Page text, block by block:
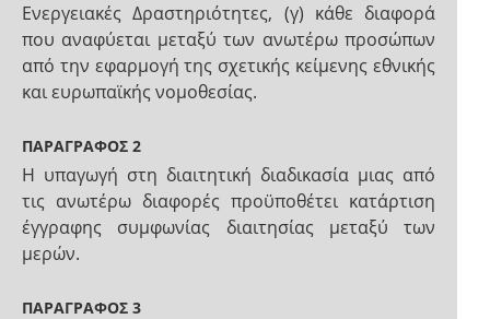
Ενεργειακές Δραστηριότητες, (γ) κάθε διαφορά
που αναφύεται μεταξύ των ανωτέρω προσώπων
από την εφαρμογή της σχετικής κείμενης εθνικής
και ευρωπαϊκής νομοθεσίας.
ΠΑΡΑΓΡΑΦΟΣ 2
Η υπαγωγή στη διαιτητική διαδικασία μιας από
τις ανωτέρω διαφορές προϋποθέτει κατάρτιση
έγγραφης συμφωνίας διαιτησίας μεταξύ των
μερών.
ΠΑΡΑΓΡΑΦΟΣ 3